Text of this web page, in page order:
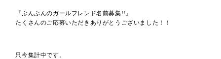
『ぶんぶんのガールフレンド名前募集!!』
たくさんのご応募いただきありがとうございました！！
只今集計中です。